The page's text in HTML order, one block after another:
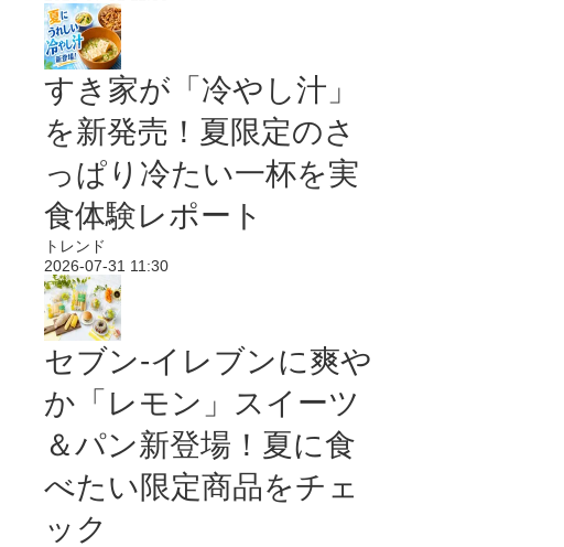
すき家が「冷やし汁」
を新発売！夏限定のさ
っぱり冷たい一杯を実
食体験レポート
トレンド
2026-07-31 11:30
セブン‐イレブンに爽や
か「レモン」スイーツ
＆パン新登場！夏に食
べたい限定商品をチェ
ック